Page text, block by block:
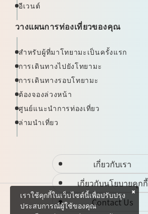
อีเวนต์
วางแผนการท่องเที่ยวของคุณ
สำหรับผู้ที่มาโทยามะเป็นครั้งแรก
การเดินทางไปยังโทยามะ
การเดินทางรอบโทยามะ
ต้องจองล่วงหน้า
ศูนย์แนะนำการท่องเที่ยว
ล่ามนำเที่ยว
เกี่ยวกับเรา
เกี่ยวกับนโยบายคุกกี้
Contact Us
เราใช้คุกกี้ในเว็บไซต์นี้เพื่อปรับปรุง
ประสบการณ์ผู้ใช้ของคุณ